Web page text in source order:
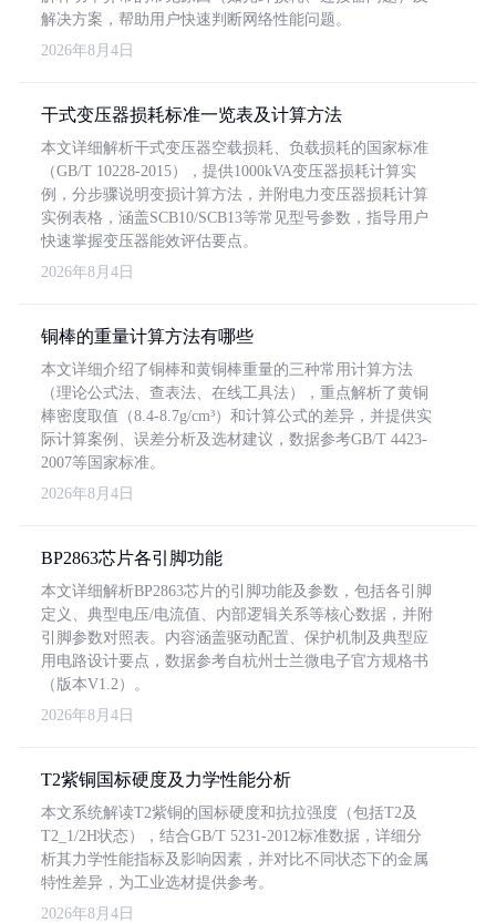
解决方案，帮助用户快速判断网络性能问题。
2026年8月4日
干式变压器损耗标准一览表及计算方法
本文详细解析干式变压器空载损耗、负载损耗的国家标准
（GB/T 10228-2015），提供1000kVA变压器损耗计算实
例，分步骤说明变损计算方法，并附电力变压器损耗计算
实例表格，涵盖SCB10/SCB13等常见型号参数，指导用户
快速掌握变压器能效评估要点。
2026年8月4日
铜棒的重量计算方法有哪些
本文详细介绍了铜棒和黄铜棒重量的三种常用计算方法
（理论公式法、查表法、在线工具法），重点解析了黄铜
棒密度取值（8.4-8.7g/cm³）和计算公式的差异，并提供实
际计算案例、误差分析及选材建议，数据参考GB/T 4423-
2007等国家标准。
2026年8月4日
BP2863芯片各引脚功能
本文详细解析BP2863芯片的引脚功能及参数，包括各引脚
定义、典型电压/电流值、内部逻辑关系等核心数据，并附
引脚参数对照表。内容涵盖驱动配置、保护机制及典型应
用电路设计要点，数据参考自杭州士兰微电子官方规格书
（版本V1.2）。
2026年8月4日
T2紫铜国标硬度及力学性能分析
本文系统解读T2紫铜的国标硬度和抗拉强度（包括T2及
T2_1/2H状态），结合GB/T 5231-2012标准数据，详细分
析其力学性能指标及影响因素，并对比不同状态下的金属
特性差异，为工业选材提供参考。
2026年8月4日